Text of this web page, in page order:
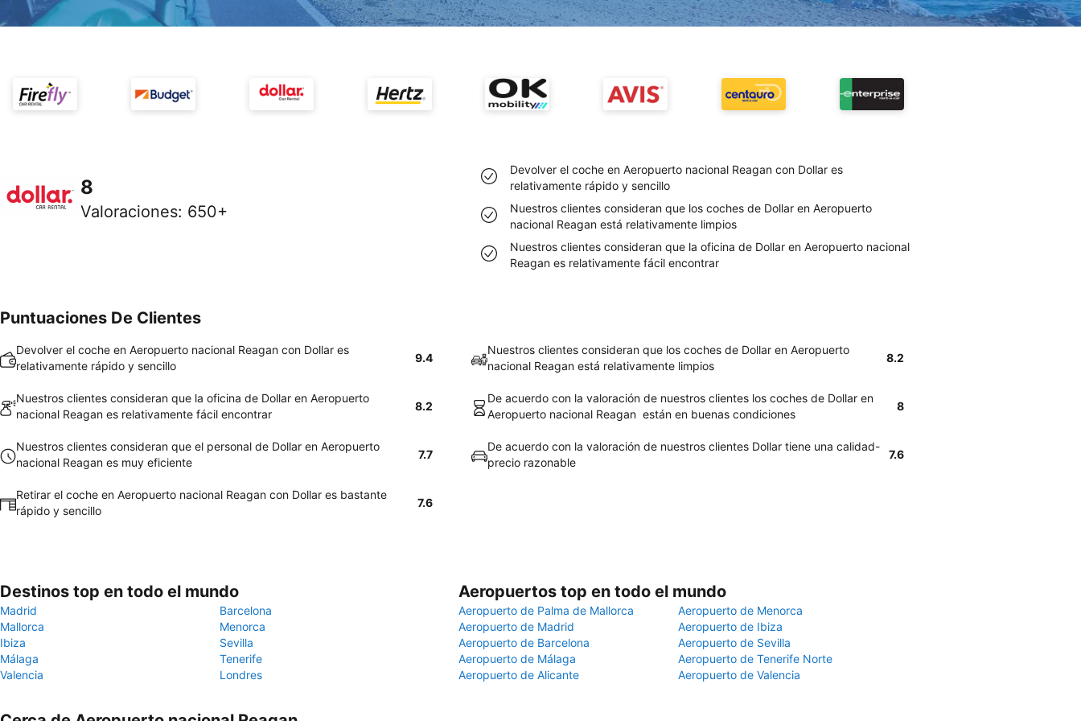
8
Valoraciones: 650+
Devolver el coche en Aeropuerto nacional Reagan con Dollar es
relativamente rápido y sencillo
Nuestros clientes consideran que los coches de Dollar en Aeropuerto
nacional Reagan está relativamente limpios
Nuestros clientes consideran que la oficina de Dollar en Aeropuerto nacional
Reagan es relativamente fácil encontrar
Puntuaciones De Clientes
Devolver el coche en Aeropuerto nacional Reagan con Dollar es
relativamente rápido y sencillo
9.4
Nuestros clientes consideran que los coches de Dollar en Aeropuerto
nacional Reagan está relativamente limpios
8.2
Nuestros clientes consideran que la oficina de Dollar en Aeropuerto
nacional Reagan es relativamente fácil encontrar
8.2
De acuerdo con la valoración de nuestros clientes los coches de Dollar en
Aeropuerto nacional Reagan están en buenas condiciones
8
Nuestros clientes consideran que el personal de Dollar en Aeropuerto
nacional Reagan es muy eficiente
7.7
De acuerdo con la valoración de nuestros clientes Dollar tiene una calidad-
precio razonable
7.6
Retirar el coche en Aeropuerto nacional Reagan con Dollar es bastante
rápido y sencillo
7.6
Destinos top en todo el mundo
Madrid
Barcelona
Mallorca
Menorca
Ibiza
Sevilla
Málaga
Tenerife
Valencia
Londres
Aeropuertos top en todo el mundo
Aeropuerto de Palma de Mallorca
Aeropuerto de Menorca
Aeropuerto de Madrid
Aeropuerto de Ibiza
Aeropuerto de Barcelona
Aeropuerto de Sevilla
Aeropuerto de Málaga
Aeropuerto de Tenerife Norte
Aeropuerto de Alicante
Aeropuerto de Valencia